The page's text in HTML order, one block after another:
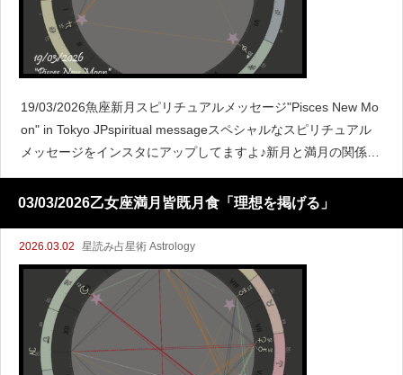
19/03/2026魚座新月スピリチュアルメッセージ"Pisces New Mo
on" in Tokyo JPspiritual messageスペシャルなスピリチュアル
メッセージをインスタにアップしてますよ♪新月と満月の関係こ
こで新月
03/03/2026乙女座満月皆既月食「理想を掲げる」
2026.03.02 星読み占星術 Astrology